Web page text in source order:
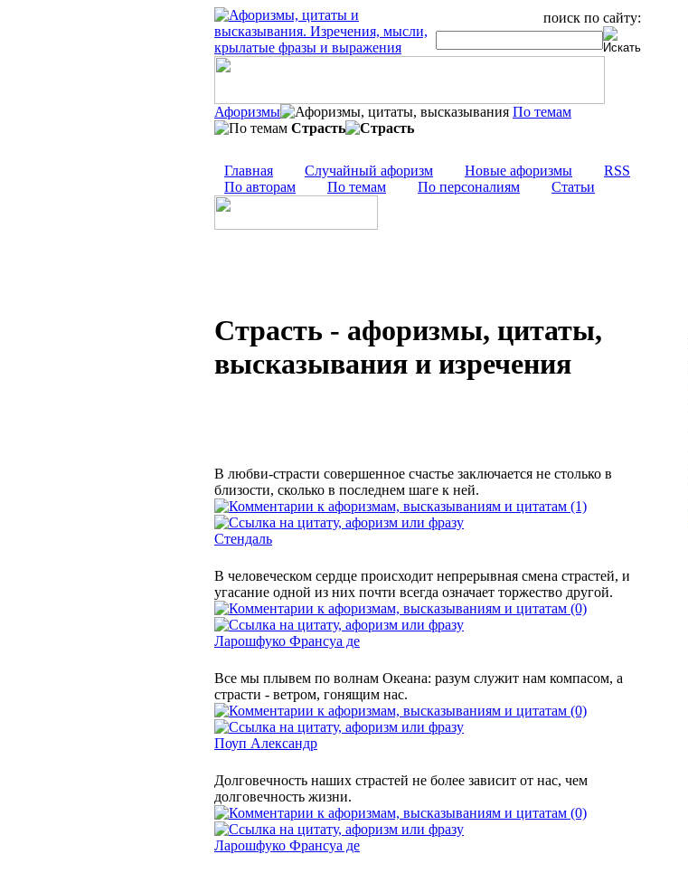
поиск по сайту:
Афоризмы
По темам
Страсть
Главная Случайный афоризм Новые афоризмы
RSS
По авторам
По темам По персоналиям Статьи
Страсть - афоризмы, цитаты,
высказывания и изречения
В любви-страсти совершенное счастье заключается не столько в
близости, сколько в последнем шаге к ней.
(1)
Стендаль
В человеческом сердце происходит непрерывная смена страстей, и
угасание одной из них почти всегда означает торжество другой.
(0)
Ларошфуко Франсуа де
Все мы плывем по волнам Океана: разум служит нам компасом, а
страсти - ветром, гонящим нас.
(0)
Поуп Александр
Долговечность наших страстей не более зависит от нас, чем
долговечность жизни.
(0)
Ларошфуко Франсуа де